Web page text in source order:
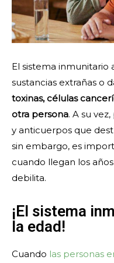
El sistema
sustancias extrañas o
toxinas, células
otra persona. A su vez,
y anticuerpos que
sin embargo, es
cuando llegan los
debilita.
¡El sistema
la edad!
Cuando las personas